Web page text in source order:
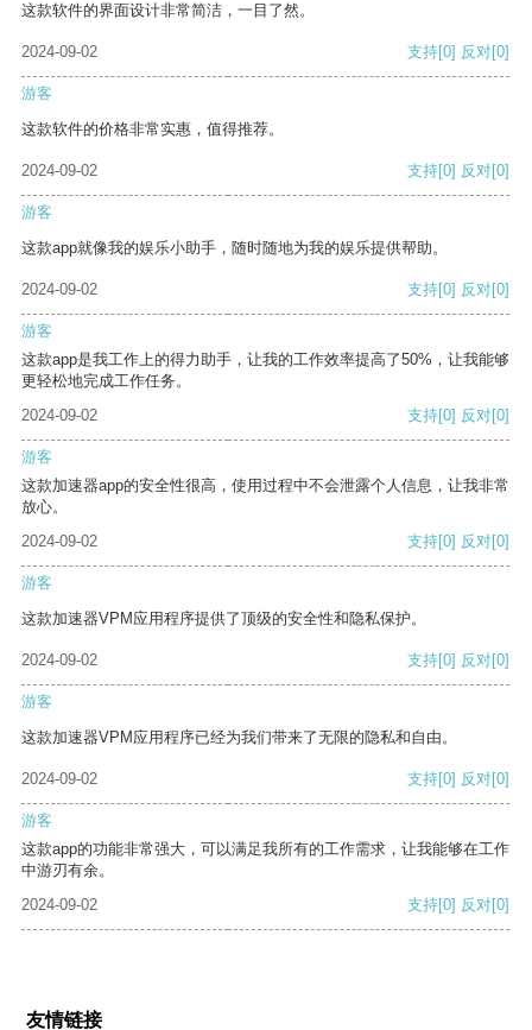
这款软件的界面设计非常简洁，一目了然。
2024-09-02 支持[0] 反对[0]
游客
这款软件的价格非常实惠，值得推荐。
2024-09-02 支持[0] 反对[0]
游客
这款app就像我的娱乐小助手，随时随地为我的娱乐提供帮助。
2024-09-02 支持[0] 反对[0]
游客
这款app是我工作上的得力助手，让我的工作效率提高了50%，让我能够
更轻松地完成工作任务。
2024-09-02
支持[0] 反对[0]
游客
这款加速器app的安全性很高，使用过程中不会泄露个人信息，让我非常
放心。
2024-09-02
支持[0] 反对[0]
游客
这款加速器VPM应用程序提供了顶级的安全性和隐私保护。
2024-09-02 支持[0] 反对[0]
游客
这款加速器VPM应用程序已经为我们带来了无限的隐私和自由。
2024-09-02 支持[0] 反对[0]
游客
这款app的功能非常强大，可以满足我所有的工作需求，让我能够在工作
中游刃有余。
2024-09-02
支持[0] 反对[0]
友情链接